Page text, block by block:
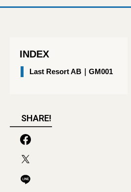
INDEX
Last Resort AB｜GM001
SHARE!